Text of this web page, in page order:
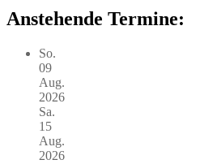
Anstehende Termine:
So.
09
Aug.
2026
Sa.
15
Aug.
2026